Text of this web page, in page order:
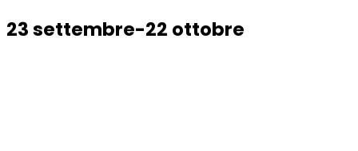
23 settembre-22 ottobre